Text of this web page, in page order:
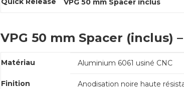
VPG 50 mm Spacer inclus
VPG 50 mm Spacer (inclus)
Matériau Aluminium 6061 usiné CNC
Finition Anodisation noire haute